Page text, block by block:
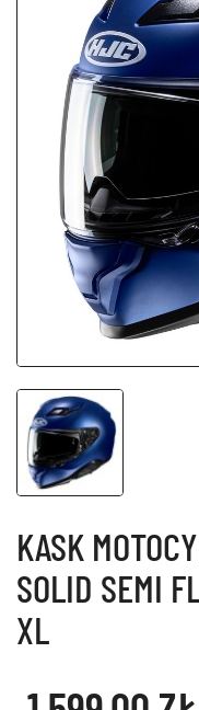
KASK
SOLID SEMI
XL